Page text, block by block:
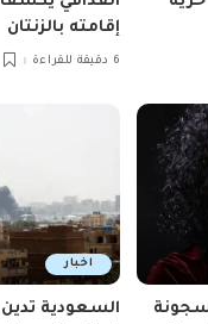
إقامته بالزنتان
6 دقيقة للقراءة
اخبار
السعودية